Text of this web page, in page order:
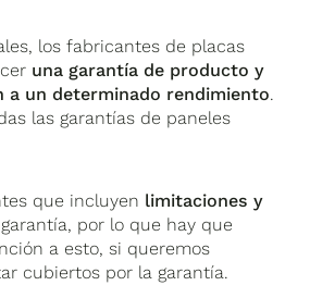
los fabricantes de placas
una garantía de producto y
a un determinado rendimiento.
las garantías de paneles
que incluyen limitaciones y
por lo que hay que
a esto, si queremos
cubiertos por la garantía.